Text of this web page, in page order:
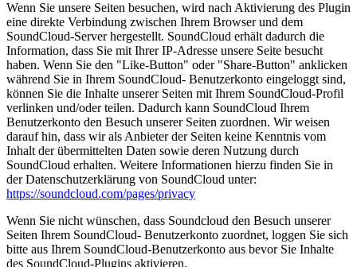
Wenn Sie unsere Seiten besuchen, wird nach Aktivierung des Plugin
eine direkte Verbindung zwischen Ihrem Browser und dem
SoundCloud-Server hergestellt. SoundCloud erhält dadurch die
Information, dass Sie mit Ihrer IP-Adresse unsere Seite besucht
haben. Wenn Sie den "Like-Button" oder "Share-Button" anklicken
während Sie in Ihrem SoundCloud- Benutzerkonto eingeloggt sind,
können Sie die Inhalte unserer Seiten mit Ihrem SoundCloud-Profil
verlinken und/oder teilen. Dadurch kann SoundCloud Ihrem
Benutzerkonto den Besuch unserer Seiten zuordnen. Wir weisen
darauf hin, dass wir als Anbieter der Seiten keine Kenntnis vom
Inhalt der übermittelten Daten sowie deren Nutzung durch
SoundCloud erhalten. Weitere Informationen hierzu finden Sie in
der Datenschutzerklärung von SoundCloud unter:
https://soundcloud.com/pages/privacy
Wenn Sie nicht wünschen, dass Soundcloud den Besuch unserer
Seiten Ihrem SoundCloud- Benutzerkonto zuordnet, loggen Sie sich
bitte aus Ihrem SoundCloud-Benutzerkonto aus bevor Sie Inhalte
des SoundCloud-Plugins aktivieren.